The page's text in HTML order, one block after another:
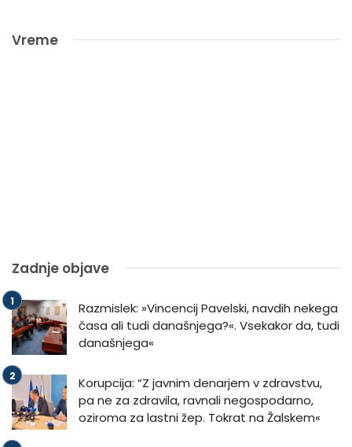
Vreme
Zadnje objave
Razmislek: »Vincencij Pavelski, navdih nekega
časa ali tudi današnjega?«. Vsekakor da, tudi
današnjega«
Korupcija: “Z javnim denarjem v zdravstvu,
pa ne za zdravila, ravnali negospodarno,
oziroma za lastni žep. Tokrat na Žalskem«